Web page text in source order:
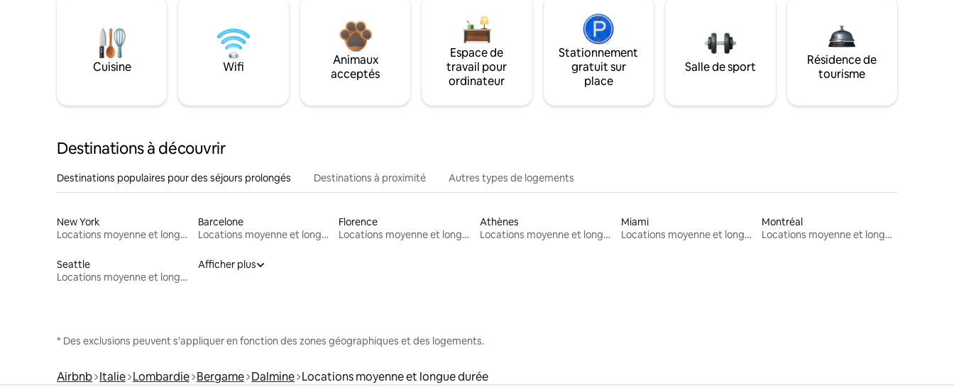
Cuisine Wifi
Animaux
acceptés
Espace de
travail pour
ordinateur
Stationnement
gratuit sur
place
Salle de sport
Résidence de
tourisme
Destinations à découvrir
Destinations populaires pour des séjours prolongés Destinations à proximité Autres types de logements
New York
Locations moyenne et longue durée
Barcelone
Locations moyenne et longue durée
Florence
Locations moyenne et longue durée
Athènes
Locations moyenne et longue durée
Miami
Locations moyenne et longue durée
Montréal
Locations moyenne et longue durée
Seattle
Locations moyenne et longue durée
Afficher plus
* Des exclusions peuvent s'appliquer en fonction des zones géographiques et des logements.
Airbnb Italie Lombardie Bergame Dalmine Locations moyenne et longue durée